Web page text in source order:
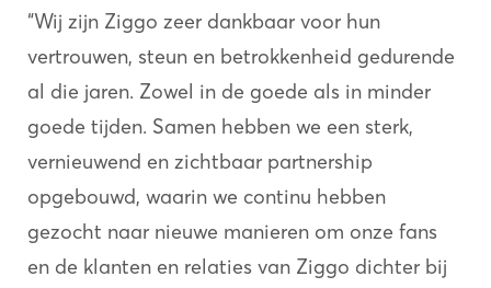
“Wij zijn Ziggo zeer dankbaar voor hun
vertrouwen, steun en betrokkenheid gedurende
al die jaren. Zowel in de goede als in minder
goede tijden. Samen hebben we een sterk,
vernieuwend en zichtbaar partnership
opgebouwd, waarin we continu hebben
gezocht naar nieuwe manieren om onze fans
en de klanten en relaties van Ziggo dichter bij